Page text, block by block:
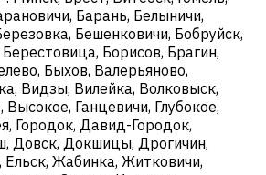
Барань, Белыничи,
Бешенковичи, Бобруйск,
Борисов, Брагин,
Быхов, Валерьяново,
Видзы, Вилейка, Волковыск,
Ганцевичи, Глубокое,
Городок, Давид-Городок,
Довск, Докшицы, Дрогичин,
Ельск, Жабинка, Житковичи,